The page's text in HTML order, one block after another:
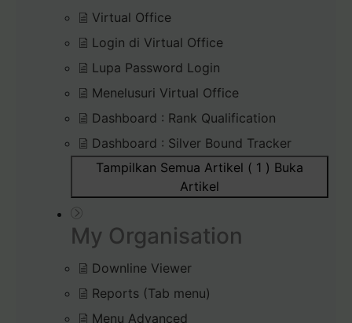
Virtual Office
Login di Virtual Office
Lupa Password Login
Menelusuri Virtual Office
Dashboard : Rank Qualification
Dashboard : Silver Bound Tracker
Tampilkan Semua Artikel ( 1 ) Buka
Artikel
My Organisation
Downline Viewer
Reports (Tab menu)
Menu Advanced